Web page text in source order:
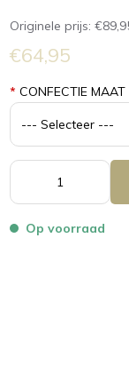
Originele prijs:
€64,95
* CONFECTIE MAAT
Op voorraad